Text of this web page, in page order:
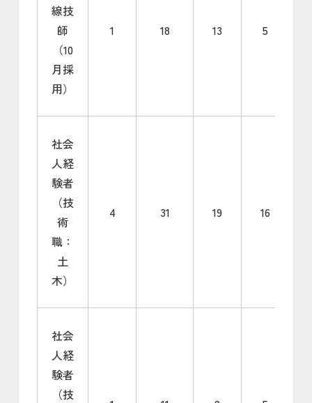
線技
師
（10
月採
用）
1 18 13 5
社会
人経
験者
（技
術
職：
土
木）
4 31 19 16
社会
人経
験者
（技